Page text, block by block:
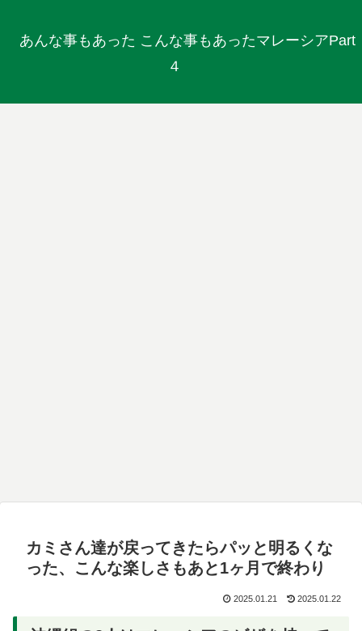
あんな事もあった こんな事もあったマレーシアPart
４
カミさん達が戻ってきたらパッと明るくな
った、こんな楽しさもあと1ヶ月で終わり
2025.01.21 2025.01.22